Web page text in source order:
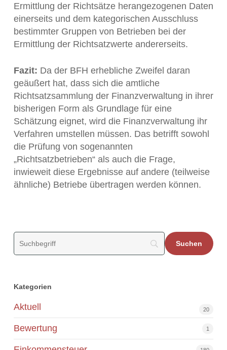
Ermittlung der Richtsätze herangezogenen Daten
einerseits und dem kategorischen Ausschluss
bestimmter Gruppen von Betrieben bei der
Ermittlung der Richtsatzwerte andererseits.
Fazit: Da der BFH erhebliche Zweifel daran
geäußert hat, dass sich die amtliche
Richtsatzsammlung der Finanzverwaltung in ihrer
bisherigen Form als Grundlage für eine
Schätzung eignet, wird die Finanzverwaltung ihr
Verfahren umstellen müssen. Das betrifft sowohl
die Prüfung von sogenannten
„Richtsatzbetrieben“ als auch die Frage,
inwieweit diese Ergebnisse auf andere (teilweise
ähnliche) Betriebe übertragen werden können.
Kategorien
Aktuell 20
Bewertung 1